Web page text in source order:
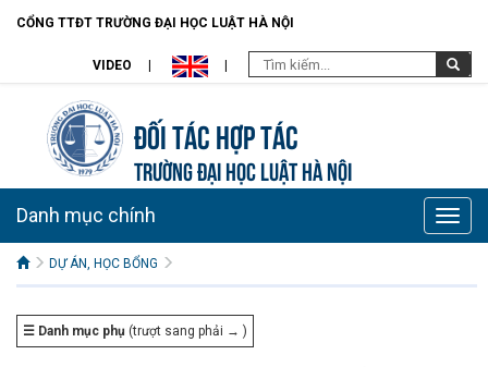
CỔNG TTĐT TRƯỜNG ĐẠI HỌC LUẬT HÀ NỘI
VIDEO
Đối tác hợp tác
TRƯỜNG ĐẠI HỌC LUẬT HÀ NỘI
Toggle
Danh mục chính
DỰ ÁN, HỌC BỔNG
☰ Danh mục phụ (trượt sang phải → )